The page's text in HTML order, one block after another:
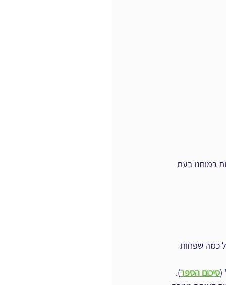
מבחין בין 2 מערכות המופעלות במוחנו בעת
שפחות עם מערכת 2 ובעצם להפעיל כמה שפחות
סיכום הספר).